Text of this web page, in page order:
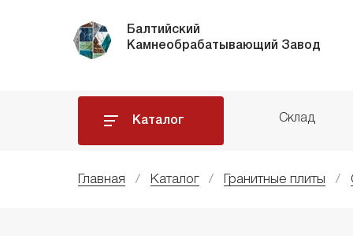
Балтийский
Камнеобрабатывающий Завод
Каталог Склад
Главная Каталог Гранитные плиты